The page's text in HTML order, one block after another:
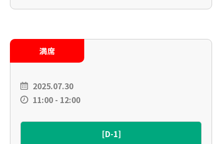
満席
2025.07.30
11:00 - 12:00
[D-1]